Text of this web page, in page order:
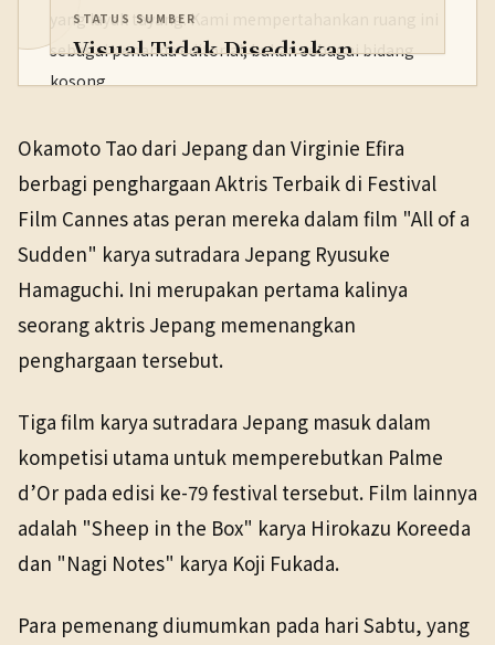
yang layak tayang. Kami mempertahankan ruang ini
sebagai penanda editorial, bukan sebagai bidang
kosong.
24 Mei 2026
STATUS SUMBER
Visual Tidak Disediakan
24 Mei 2026
Okamoto Tao dari Jepang dan Virginie Efira
berbagi penghargaan Aktris Terbaik di Festival
Film Cannes atas peran mereka dalam film "All of a
Sudden" karya sutradara Jepang Ryusuke
Hamaguchi. Ini merupakan pertama kalinya
seorang aktris Jepang memenangkan
penghargaan tersebut.
Tiga film karya sutradara Jepang masuk dalam
kompetisi utama untuk memperebutkan Palme
d’Or pada edisi ke-79 festival tersebut. Film lainnya
adalah "Sheep in the Box" karya Hirokazu Koreeda
dan "Nagi Notes" karya Koji Fukada.
Para pemenang diumumkan pada hari Sabtu, yang